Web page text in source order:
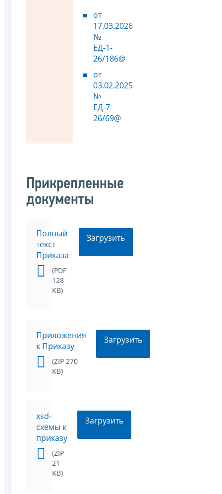
от
17.03.2026
№
ЕД-1-
26/186@
от
03.02.2025
№
ЕД-7-
26/69@
Прикрепленные
документы
Полный
текст
Приказа
(PDF
128
KB)
Загрузить
Приложения
к Приказу
(ZIP 270
KB)
Загрузить
xsd-
схемы к
приказу
(ZIP
21
KB)
Загрузить